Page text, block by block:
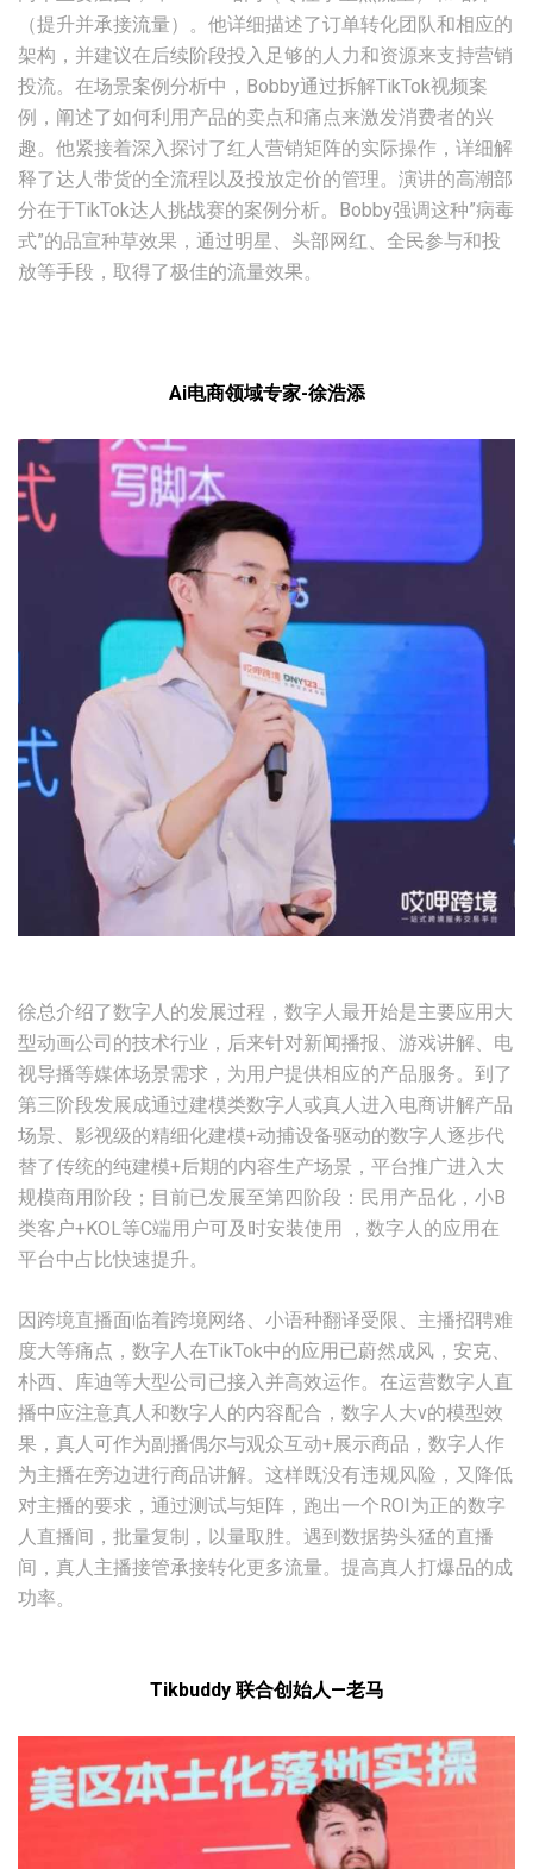
（提升并承接流量）。他详细描述了订单转化团队和相应的
架构，并建议在后续阶段投入足够的人力和资源来支持营销
投流。在场景案例分析中，Bobby通过拆解TikTok视频案
例，阐述了如何利用产品的卖点和痛点来激发消费者的兴
趣。他紧接着深入探讨了红人营销矩阵的实际操作，详细解
释了达人带货的全流程以及投放定价的管理。演讲的高潮部
分在于TikTok达人挑战赛的案例分析。Bobby强调这种”病毒
式”的品宣种草效果，通过明星、头部网红、全民参与和投
放等手段，取得了极佳的流量效果。
Ai电商领域专家-徐浩添
徐总介绍了数字人的发展过程，数字人最开始是主要应用大
型动画公司的技术行业，后来针对新闻播报、游戏讲解、电
视导播等媒体场景需求，为用户提供相应的产品服务。到了
第三阶段发展成通过建模类数字人或真人进入电商讲解产品
场景、影视级的精细化建模+动捕设备驱动的数字人逐步代
替了传统的纯建模+后期的内容生产场景，平台推广进入大
规模商用阶段；目前已发展至第四阶段：民用产品化，小B
类客户+KOL等C端用户可及时安装使用 ，数字人的应用在
平台中占比快速提升。
因跨境直播面临着跨境网络、小语种翻译受限、主播招聘难
度大等痛点，数字人在TikTok中的应用已蔚然成风，安克、
朴西、库迪等大型公司已接入并高效运作。在运营数字人直
播中应注意真人和数字人的内容配合，数字人大v的模型效
果，真人可作为副播偶尔与观众互动+展示商品，数字人作
为主播在旁边进行商品讲解。这样既没有违规风险，又降低
对主播的要求，通过测试与矩阵，跑出一个ROI为正的数字
人直播间，批量复制，以量取胜。遇到数据势头猛的直播
间，真人主播接管承接转化更多流量。提高真人打爆品的成
功率。
Tikbuddy 联合创始人—老马